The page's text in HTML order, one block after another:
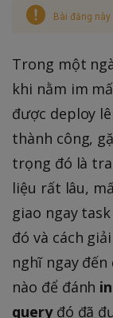
Bài đăng
Trong một
khi nằm im
được deploy
thành công,
trọng đó là
liệu rất lâu,
giao ngay
đó và cách
nghĩ ngay đến
nào để đánh
queryđó đã